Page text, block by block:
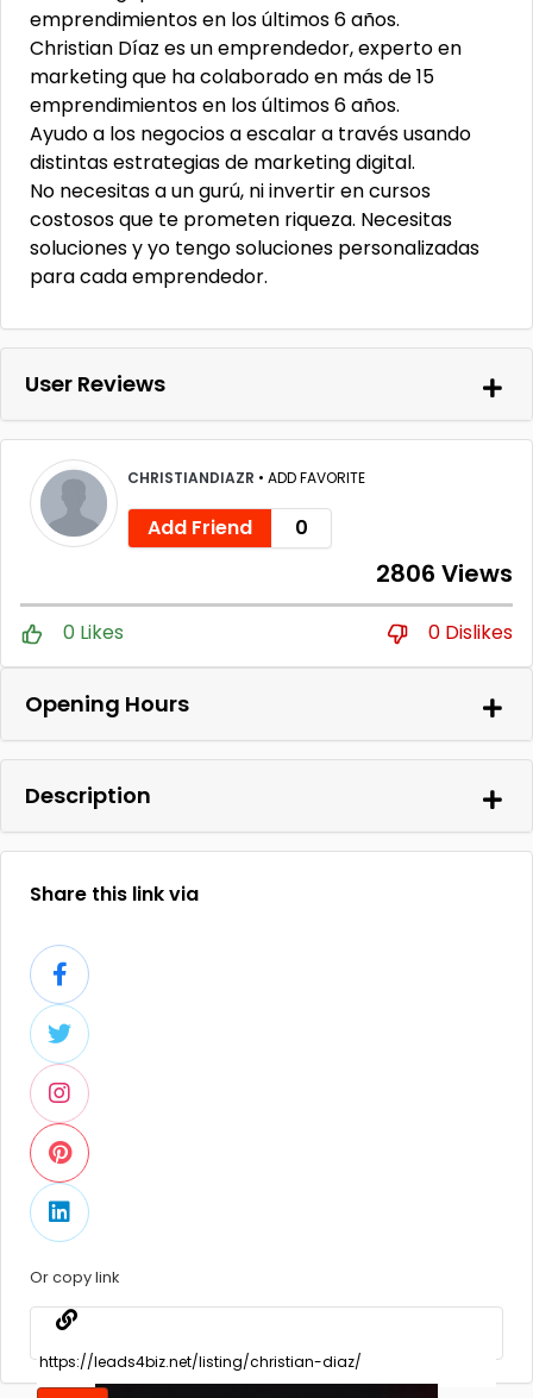
emprendimientos en los últimos 6 años.
Christian Díaz es un emprendedor, experto en
marketing que ha colaborado en más de 15
emprendimientos en los últimos 6 años.
Ayudo a los negocios a escalar a través usando
distintas estrategias de marketing digital.
No necesitas a un gurú, ni invertir en cursos
costosos que te prometen riqueza. Necesitas
soluciones y yo tengo soluciones personalizadas
para cada emprendedor.
User Reviews
CHRISTIANDIAZR • ADD FAVORITE
Add Friend 0
2806 Views
0 Likes 0 Dislikes
Opening Hours
Description
Share this link via
Or copy link